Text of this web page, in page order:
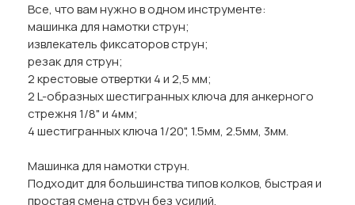
Все, что вам нужно в одном инструменте:
машинка для намотки струн;
извлекатель фиксаторов струн;
резак для струн;
2 крестовые отвертки 4 и 2,5 мм;
2 L-образных шестигранных ключа для анкерного
стрежня 1/8" и 4мм;
4 шестигранных ключа 1/20", 1.5мм, 2.5мм, 3мм.
Машинка для намотки струн.
Подходит для большинства типов колков, быстрая и
простая смена струн без усилий.